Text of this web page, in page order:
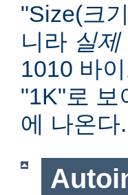
"Size(크
니라 실제
1010 바
"1K"로 보
에 나온다.